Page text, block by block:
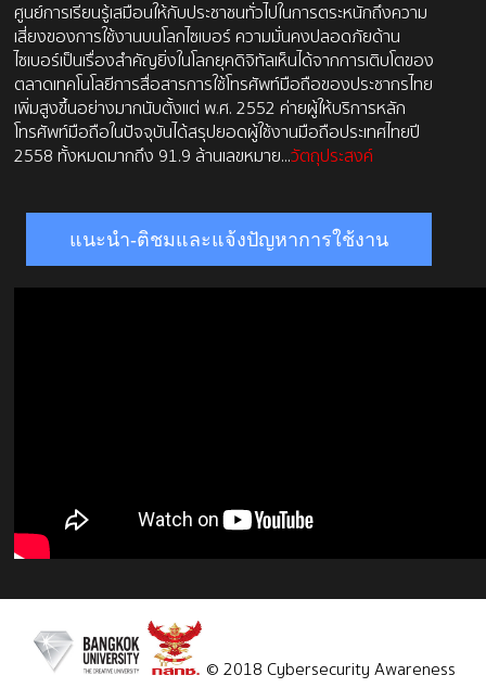
ศูนย์การเรียนรู้เสมือนให้กับประชาชนทั่วไปในการตระหนักถึงความ
เสี่ยงของการใช้งานบนโลกไซเบอร์ ความมั่นคงปลอดภัยด้าน
ไซเบอร์เป็นเรื่องสำคัญยิ่งในโลกยุคดิจิทัลเห็นได้จากการเติบโตของ
ตลาดเทคโนโลยีการสื่อสารการใช้โทรศัพท์มือถือของประชากรไทย
เพิ่มสูงขึ้นอย่างมากนับตั้งแต่ พ.ศ. 2552 ค่ายผู้ให้บริการหลัก
โทรศัพท์มือถือในปัจจุบันได้สรุปยอดผู้ใช้งานมือถือประเทศไทยปี
2558 ทั้งหมดมากถึง 91.9 ล้านเลขหมาย...วัตถุประสงค์
แนะนำ-ติชมและแจ้งปัญหาการใช้งาน
© 2018 Cybersecurity Awareness